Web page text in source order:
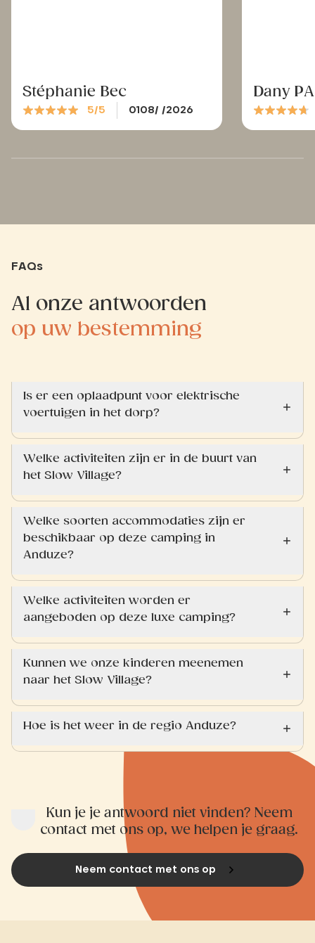
Stéphanie Bec
5/5 0108/ /2026
Dany
FAQs
Al onze antwoorden
op uw bestemming
Is er een oplaadpunt voor elektrische
voertuigen in het dorp?
Welke activiteiten zijn er in de buurt van
het Slow Village?
Welke soorten accommodaties zijn er
beschikbaar op deze camping in
Anduze?
Welke activiteiten worden er
aangeboden op deze luxe camping?
Kunnen we onze kinderen meenemen
naar het Slow Village?
Hoe is het weer in de regio Anduze?
Kun je je antwoord niet vinden? Neem
contact met ons op, we helpen je graag.
Neem contact met ons op